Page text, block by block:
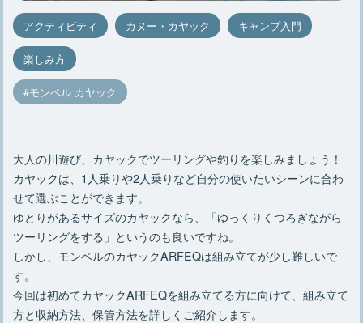
アクティビティ カヌー・カヤック キャンプ入門
楽しみ方
モンベル カヤック
大人の川遊び、カヤックでツーリングや釣りを楽しみましょう！
カヤックは、1人乗りや2人乗りなど自分の使いたいシーンに合わ
せて選ぶことができます。
ゆとりがあるサイズのカヤックなら、「ゆっくりくつろぎながら
ツーリングをする」というのも良いですね。
しかし、モンベルのカヤックARFEQは組み立てが少し難しいで
す。
今回は初めてカヤックARFEQを組み立てる方に向けて、組み立て
方と収納方法、保管方法を詳しくご紹介します。